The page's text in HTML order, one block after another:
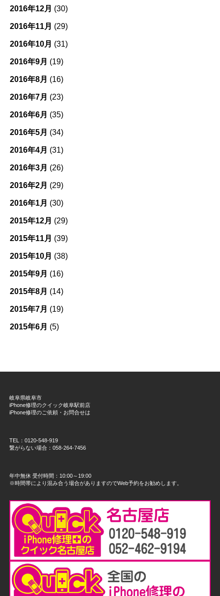
2016年12月 (30)
2016年11月 (29)
2016年10月 (31)
2016年9月 (19)
2016年8月 (16)
2016年7月 (23)
2016年6月 (35)
2016年5月 (34)
2016年4月 (31)
2016年3月 (26)
2016年2月 (29)
2016年1月 (30)
2015年12月 (29)
2015年11月 (39)
2015年10月 (38)
2015年9月 (16)
2015年8月 (14)
2015年7月 (19)
2015年6月 (5)
岐阜県岐阜市
iPhone修理のクイック岐阜駅前店
iPhone修理のご依頼・お問合せは
TEL：0120-548-919
繋がらない場合：058-264-7456
年中無休 受付時間：10:00～19:00
※時間帯により混み合う場合がありますのでWeb予約をお勧めします。